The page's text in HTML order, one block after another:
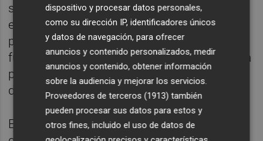
sin procedimiento de aprobación,
especialmente de obras. También recurrir al
procedimiento negociado sin publicidad
fuera de las excepciones tasadas por ley o la
prórroga de forma ilegal o injustificada de la
duración de los contratos.
En este sentido, y como la misma realidad
dispositivo y procesar datos personales,
como su dirección IP, identificadores únicos
y datos de navegación, para ofrecer
anuncios y contenido personalizados, medir
anuncios y contenido, obtener información
sobre la audiencia y mejorar los servicios.
Proveedores de terceros (1913) también
pueden procesar sus datos para estos y
otros fines, incluido el uso de datos de